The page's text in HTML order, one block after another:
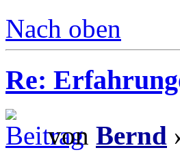
Nach oben
Re:
von Bernd